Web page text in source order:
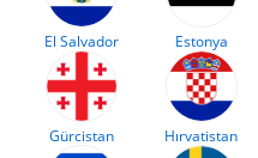
El Salvador Estonya
Gürcistan Hırvatistan